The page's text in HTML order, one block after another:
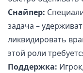
Снайпер:
задача –
ликвидировать
этой роли
Поддержка: